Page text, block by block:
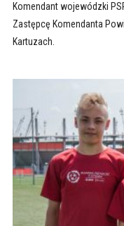
Komendant wojewódzki
Zastępcę Komendanta
Kartuzach.